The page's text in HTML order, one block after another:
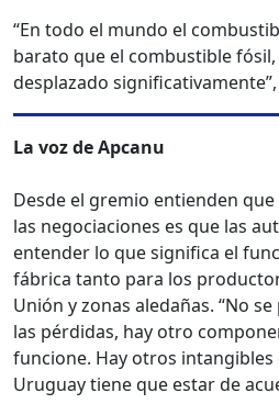
“En todo el mundo el
barato que el combustible
desplazado
La voz de Apcanu
Desde el gremio entienden
las negociaciones es que las
entender lo que significa el
fábrica tanto para los
Unión y zonas aledañas. “No
las pérdidas, hay otro
funcione. Hay otros intangibles
Uruguay tiene que estar de